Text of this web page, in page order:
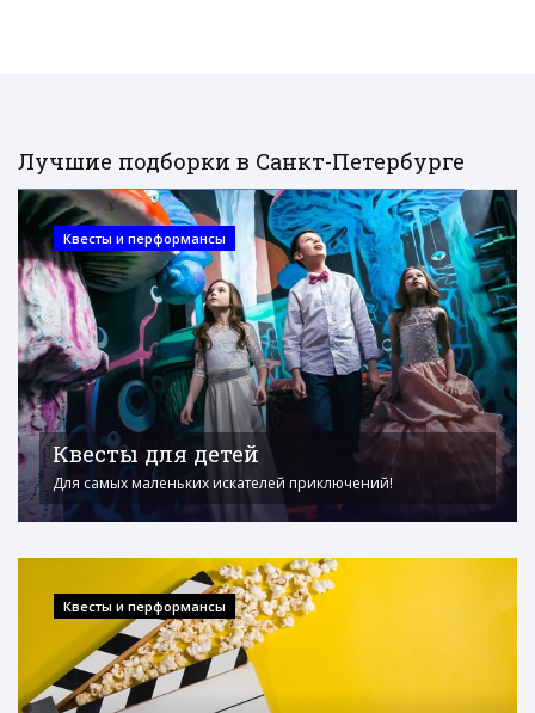
Лучшие подборки в Санкт-Петербурге
Квесты и перформансы
Квесты для детей
Для самых маленьких искателей приключений!
Квесты и перформансы